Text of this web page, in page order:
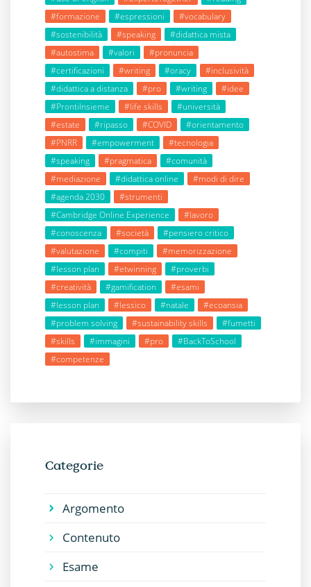
#formazione
#espressioni
#vocabulary
#sostenibilità
#speaking
#didattica mista
#autostima
#valori
#pronuncia
#certificazioni
#writing #oracy
#inclusività
#didattica a distanza
#pro #writing
#idee
#ProntiInsieme
#life skills
#università
#estate
#ripasso #COVID
#orientamento
#PNRR
#empowerment
#tecnologia
#speaking
#pragmatica
#comunità
#mediazione
#didattica online
#modi di dire
#agenda 2030
#strumenti
#Cambridge Online Experience
#lavoro
#conoscenza
#società
#pensiero critico
#valutazione
#compiti
#memorizzazione
#lesson plan
#etwinning
#proverbi
#creatività
#gamification
#esami
#lesson plan
#lessico #natale
#ecoansia
#problem solving
#sustainability skills
#fumetti
#skills
#immagini #pro
#BackToSchool
#competenze
Categorie
Argomento
Contenuto
Esame